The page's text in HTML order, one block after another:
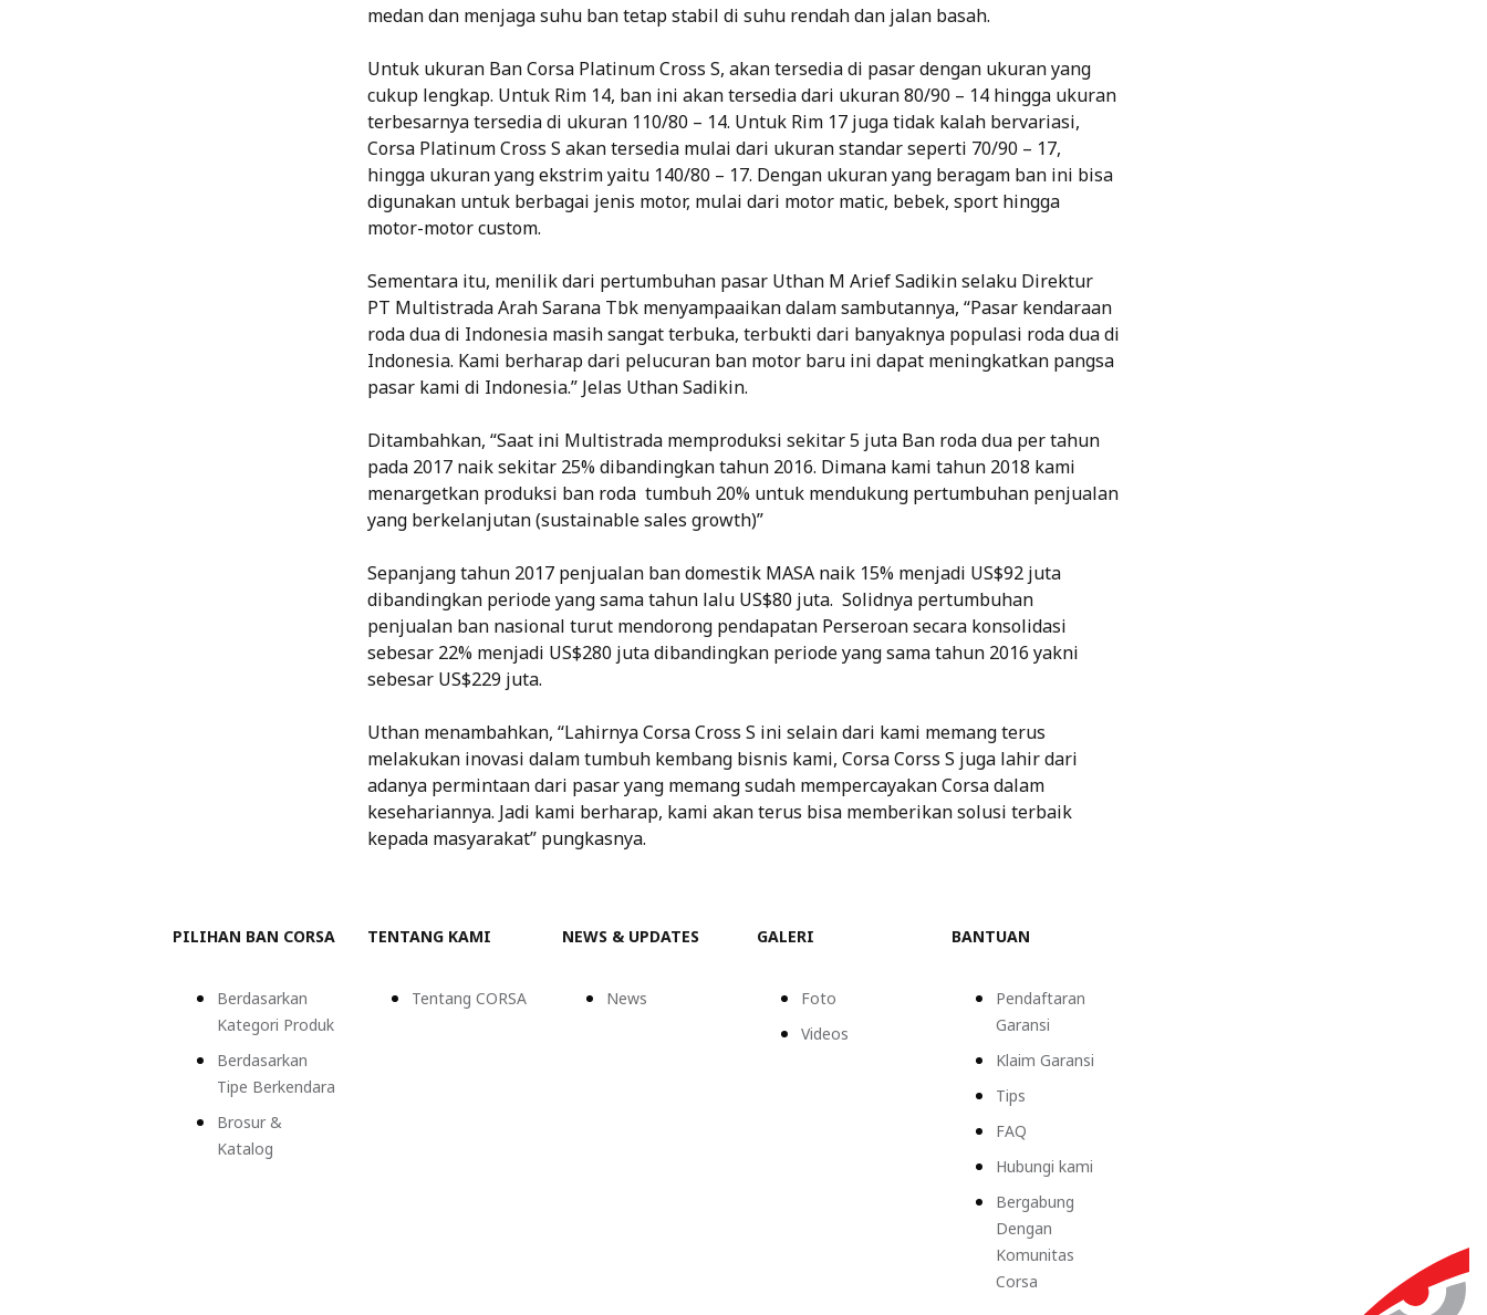
medan dan menjaga suhu ban tetap stabil di suhu rendah dan jalan basah.
Untuk ukuran Ban Corsa Platinum Cross S, akan tersedia di pasar dengan ukuran yang
cukup lengkap. Untuk Rim 14, ban ini akan tersedia dari ukuran 80/90 – 14 hingga ukuran
terbesarnya tersedia di ukuran 110/80 – 14. Untuk Rim 17 juga tidak kalah bervariasi,
Corsa Platinum Cross S akan tersedia mulai dari ukuran standar seperti 70/90 – 17,
hingga ukuran yang ekstrim yaitu 140/80 – 17. Dengan ukuran yang beragam ban ini bisa
digunakan untuk berbagai jenis motor, mulai dari motor matic, bebek, sport hingga
motor-motor custom.
Sementara itu, menilik dari pertumbuhan pasar Uthan M Arief Sadikin selaku Direktur
PT Multistrada Arah Sarana Tbk menyampaaikan dalam sambutannya, “Pasar kendaraan
roda dua di Indonesia masih sangat terbuka, terbukti dari banyaknya populasi roda dua di
Indonesia. Kami berharap dari pelucuran ban motor baru ini dapat meningkatkan pangsa
pasar kami di Indonesia.” Jelas Uthan Sadikin.
Ditambahkan, “Saat ini Multistrada memproduksi sekitar 5 juta Ban roda dua per tahun
pada 2017 naik sekitar 25% dibandingkan tahun 2016. Dimana kami tahun 2018 kami
menargetkan produksi ban roda tumbuh 20% untuk mendukung pertumbuhan penjualan
yang berkelanjutan (sustainable sales growth)”
Sepanjang tahun 2017 penjualan ban domestik MASA naik 15% menjadi US$92 juta
dibandingkan periode yang sama tahun lalu US$80 juta. Solidnya pertumbuhan
penjualan ban nasional turut mendorong pendapatan Perseroan secara konsolidasi
sebesar 22% menjadi US$280 juta dibandingkan periode yang sama tahun 2016 yakni
sebesar US$229 juta.
Uthan menambahkan, “Lahirnya Corsa Cross S ini selain dari kami memang terus
melakukan inovasi dalam tumbuh kembang bisnis kami, Corsa Corss S juga lahir dari
adanya permintaan dari pasar yang memang sudah mempercayakan Corsa dalam
kesehariannya. Jadi kami berharap, kami akan terus bisa memberikan solusi terbaik
kepada masyarakat” pungkasnya.
PILIHAN BAN CORSA
Berdasarkan
Kategori Produk
Berdasarkan
Tipe Berkendara
Brosur &
Katalog
TENTANG KAMI
Tentang CORSA
NEWS & UPDATES
News
GALERI
Foto
Videos
BANTUAN
Pendaftaran
Garansi
Klaim Garansi
Tips
FAQ
Hubungi kami
Bergabung
Dengan
Komunitas
Corsa